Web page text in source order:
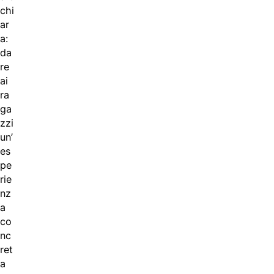
chi
ar
a:
da
re
ai
ra
ga
zzi
un’
es
pe
rie
nz
a
co
nc
ret
a